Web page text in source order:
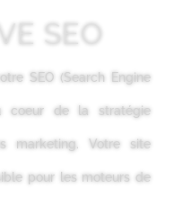
SEO
SEO (Search Engine
coeur de la stratégie
marketing. Votre site
pour les moteurs de